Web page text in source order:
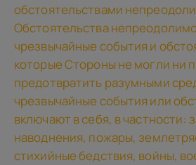
обстоятельствами
Обстоятельства
чрезвычайные события и
которые Стороны не могли ни
предотвратить разумными
чрезвычайные события или
включают в себя, в частности:
наводнения, пожары,
стихийные бедствия, войны,